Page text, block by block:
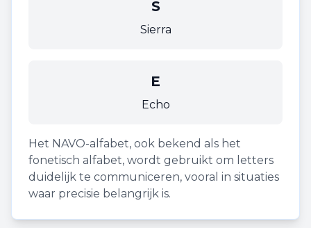
S
Sierra
E
Echo
Het NAVO-alfabet, ook bekend als het
fonetisch alfabet, wordt gebruikt om letters
duidelijk te communiceren, vooral in situaties
waar precisie belangrijk is.